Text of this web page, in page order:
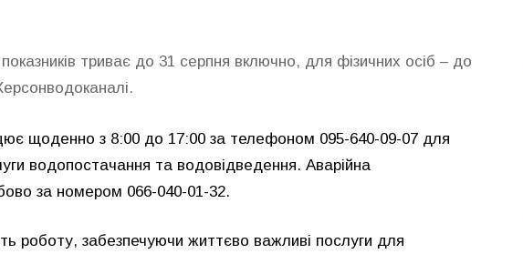
триває до 31 серпня включно, для фізичних осіб – до
щоденно з 8:00 до 17:00 за телефоном 095-640-09-07 для
водопостачання та водовідведення. Аварійна
за номером 066-040-01-32.
роботу, забезпечуючи життєво важливі послуги для